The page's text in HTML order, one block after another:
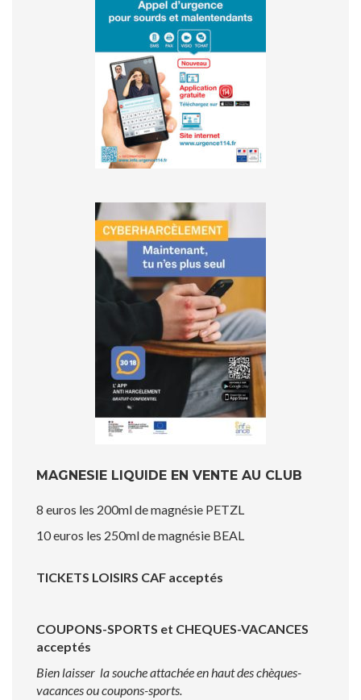
MAGNESIE LIQUIDE EN VENTE AU CLUB
8 euros les 200ml de magnésie PETZL
10 euros les 250ml de magnésie BEAL
TICKETS LOISIRS CAF acceptés
COUPONS-SPORTS et CHEQUES-VACANCES
acceptés
Bien laisser la souche attachée en haut des chèques-
vacances ou coupons-sports.